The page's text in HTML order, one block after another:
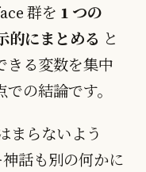
群を 1 つの
的にまとめる と
きる変数を集中
の結論です。
まらないよう
話も別の何かに